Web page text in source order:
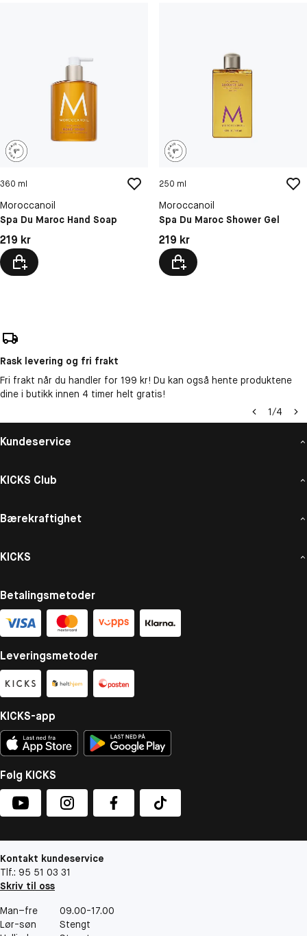
360 ml
Moroccanoil
Spa Du Maroc Hand Soap
Pris: 219 kr
219 kr
250 ml
Moroccanoil
Spa Du Maroc Shower Gel
Pris: 219 kr
219 kr
Rask levering og fri frakt
Fri frakt når du handler for 199 kr! Du kan også hente produktene
dine i butikk innen 4 timer helt gratis!
1/4
Kundeservice
KICKS Club
Bærekraftighet
KICKS
Betalingsmetoder
Leveringsmetoder
KICKS-app
Følg KICKS
Kontakt kundeservice
Tlf.: 95 51 03 31
Skriv til oss
Man–fre
09.00-17.00
Lør-søn
Stengt